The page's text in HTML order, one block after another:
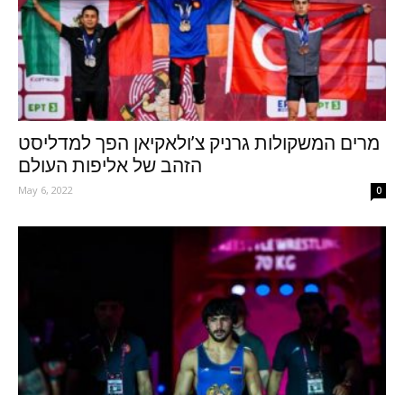
מרים המשקולות גרניק צ’ולאקיאן הפך למדליסט
הזהב של אליפות העולם
May 6, 2022 0